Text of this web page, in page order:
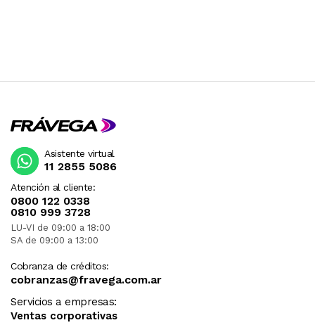
Atención al cliente:
0800 122 0338
0810 999 3728
LU-VI de 09:00 a 18:00
SA de 09:00 a 13:00
Cobranza de créditos:
cobranzas@fravega.com.ar
Servicios a empresas:
Ventas corporativas
Asistente virtual
11 2855 5086